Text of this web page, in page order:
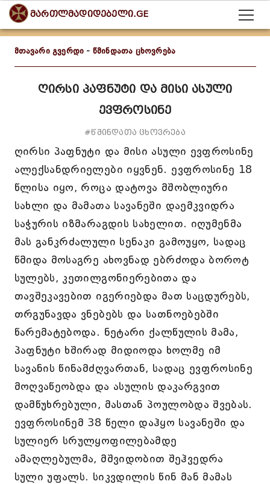
მართლმადიდებელი.GE
მთავარი გვერდი - წმინდათა ცხოვრება
ღირსი პაფნუტი და მისი ასული
ევფროსინე
#წმინდათა ცხოვრება
ღირსი პაფნუტი და მისი ასული ევფროსინე
ალექსანდრიელები იყვნენ. ევფროსინე 18
წლისა იყო, როცა დატოვა მშობლიური
სახლი და მამათა სავანეში დაემკვიდრა
საჭურის იზმარაგდის სახელით. იღუმენმა
მას განკრძალული სენაკი გამოუყო, სადაც
წმიდა მოსაგრე ახოვნად ებრძოდა ბოროტ
სულებს, კეთილგონიერებითა და
თავშეკავებით იგერიებდა მათ საცდურებს,
თრგუნავდა ვნებებს და სათნოებებში
წარემატებოდა. ნეტარი ქალწულის მამა,
პაფნუტი ხშირად მიდიოდა ხოლმე იმ
სავანის წინამძღვართან, სადაც ევფროსინე
მოღვაწეობდა და ასულის დაკარგვით
დამწუხრებული, მასთან პოულობდა შვებას.
ევფროსინემ 38 წელი დაჰყო სავანეში და
სულიერ სრულყოფილებამდე
ამაღლებულმა, მშვიდობით შეჰვედრა
სული უფალს. სიკვდილის წინ მან მამას